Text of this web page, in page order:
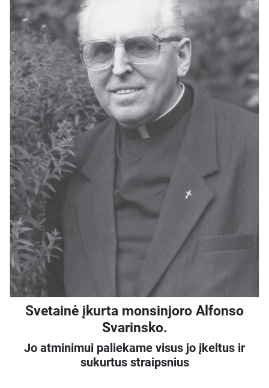
Svetainė įkurta monsinjoro Alfonso
Svarinsko.
Jo atminimui paliekame visus jo įkeltus ir
sukurtus straipsnius